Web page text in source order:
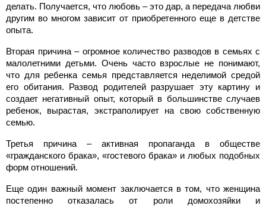
делать. Получается, что любовь – это дар, а передача любви
другим во многом зависит от приобретенного еще в детстве
опыта.
Вторая причина – огромное количество разводов в семьях с
малолетними детьми. Очень часто взрослые не понимают,
что для ребенка семья представляется неделимой средой
его обитания. Развод родителей разрушает эту картину и
создает негативный опыт, который в большинстве случаев
ребенок, вырастая, экстраполирует на свою собственную
семью.
Третья причина – активная пропаганда в обществе
«гражданского брака», «гостевого брака» и любых подобных
форм отношений.
Еще один важный момент заключается в том, что женщина
постепенно отказалась от роли домохозяйки и